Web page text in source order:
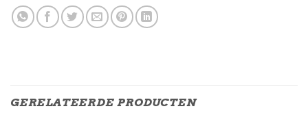
GERELATEERDE PRODUCTEN